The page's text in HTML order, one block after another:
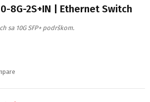
8G-2S+IN | Ethernet Switch
sa 10G SFP+ podrškom.